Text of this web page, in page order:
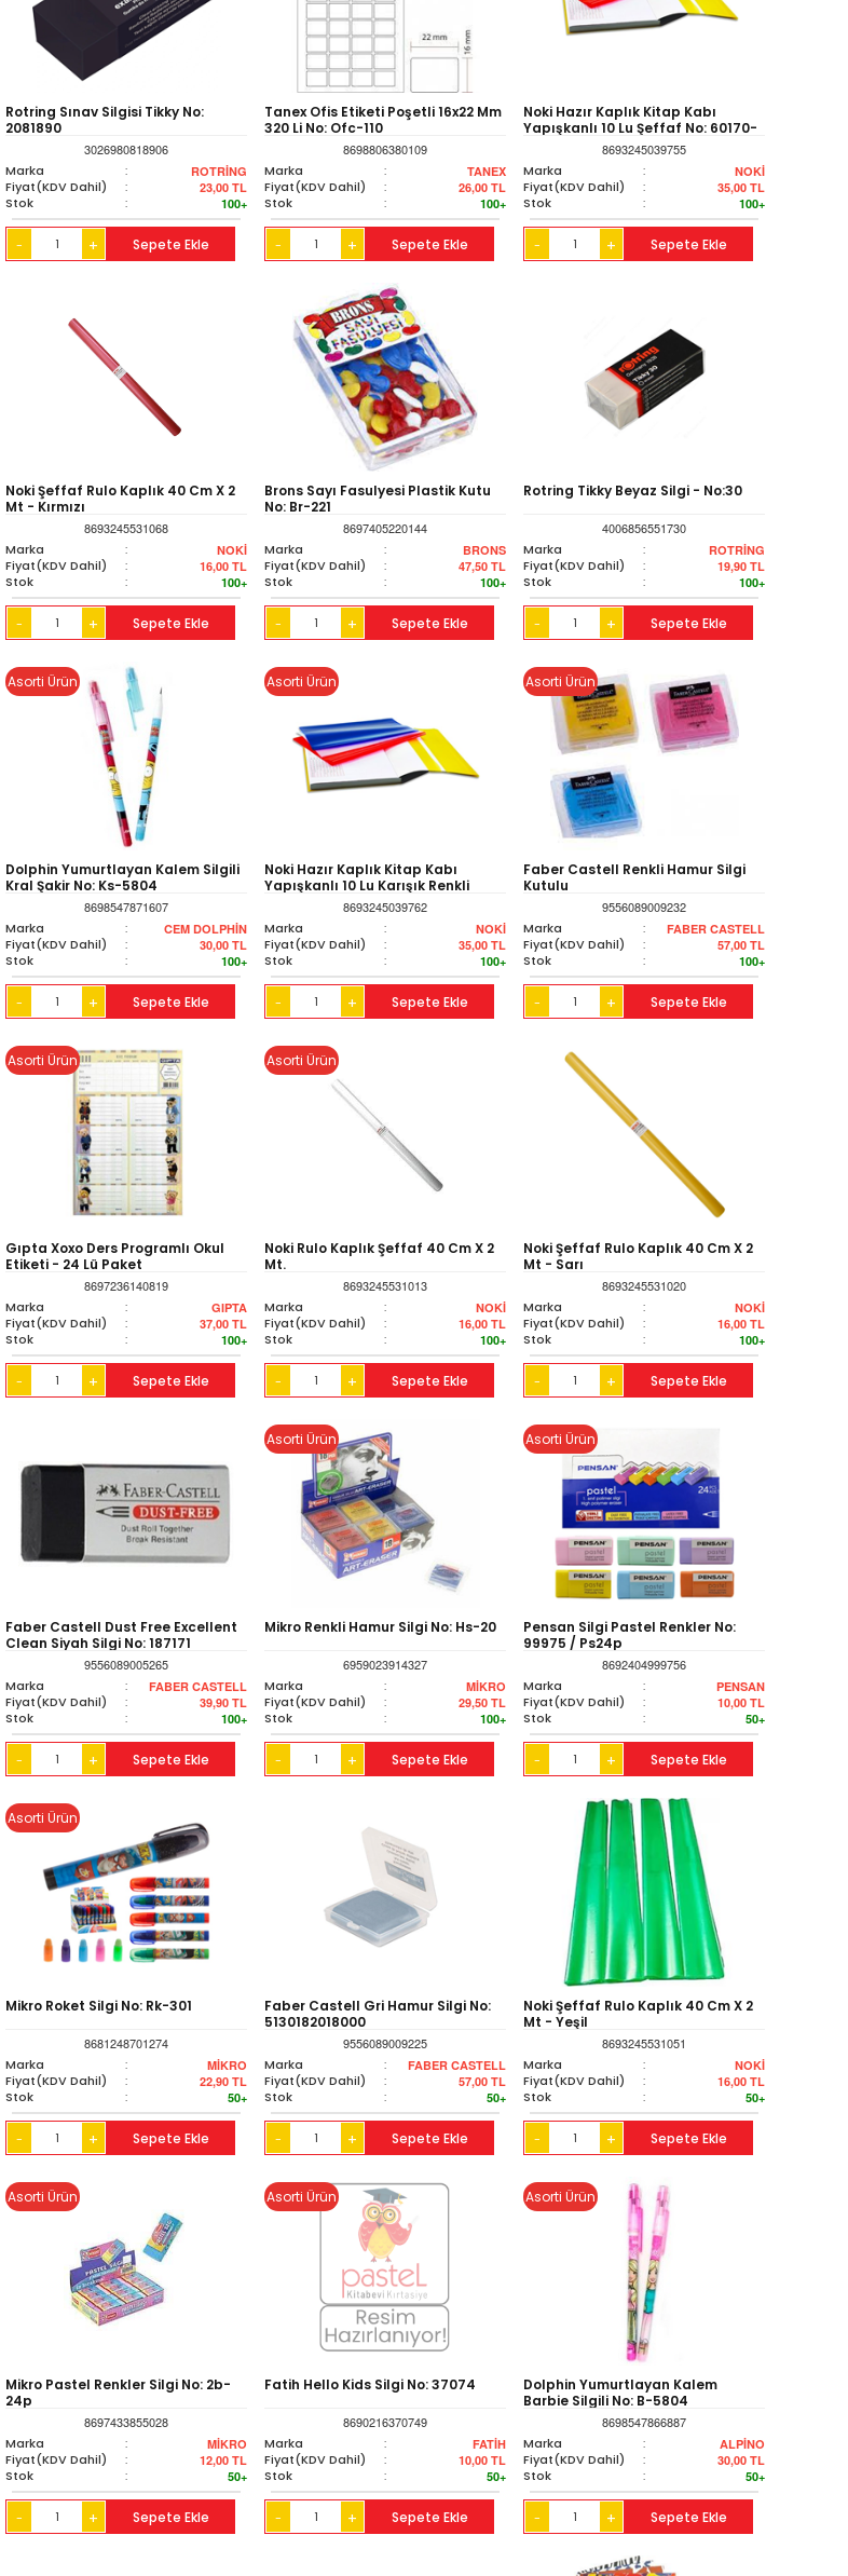
Rotring Sınav Silgisi Tikky No:
2081890
3026980818906
Marka
: ROTRİNG
Fiyat(KDV Dahil) : 23,00 TL
Stok : 100+
- + Sepete Ekle
Tanex Ofis Etiketi Poşetli 16x22 Mm
320 Li No: Ofc-110
8698806380109
Marka
: TANEX
Fiyat(KDV Dahil) : 26,00 TL
Stok : 100+
- + Sepete Ekle
Noki Hazır Kaplık Kitap Kabı
Yapışkanlı 10 Lu Şeffaf No: 60170-
8693245039755
Marka
: NOKİ
Fiyat(KDV Dahil) : 35,00 TL
Stok : 100+
- + Sepete Ekle
Noki Şeffaf Rulo Kaplık 40 Cm X 2
Mt - Kırmızı
8693245531068
Marka
: NOKİ
Fiyat(KDV Dahil) : 16,00 TL
Stok : 100+
- + Sepete Ekle
Brons Sayı Fasulyesi Plastik Kutu
No: Br-221
8697405220144
Marka
: BRONS
Fiyat(KDV Dahil) : 47,50 TL
Stok : 100+
- + Sepete Ekle
Rotring Tikky Beyaz Silgi - No:30
4006856551730
Marka
: ROTRİNG
Fiyat(KDV Dahil) : 19,90 TL
Stok : 100+
- + Sepete Ekle
Asorti Ürün
Dolphin Yumurtlayan Kalem Silgili
Kral Şakir No: Ks-5804
8698547871607
Marka
: CEM DOLPHİN
Fiyat(KDV Dahil) : 30,00 TL
Stok : 100+
- + Sepete Ekle
Asorti Ürün
Noki Hazır Kaplık Kitap Kabı
Yapışkanlı 10 Lu Karışık Renkli
Şeffaf No: 60160-ast-10
8693245039762
Marka
: NOKİ
Fiyat(KDV Dahil) : 35,00 TL
Stok : 100+
- + Sepete Ekle
Asorti Ürün
Faber Castell Renkli Hamur Silgi
Kutulu
9556089009232
Marka
: FABER CASTELL
Fiyat(KDV Dahil) : 57,00 TL
Stok : 100+
- + Sepete Ekle
Asorti Ürün
Gıpta Xoxo Ders Programlı Okul
Etiketi - 24 Lü Paket
8697236140819
Marka
: GIPTA
Fiyat(KDV Dahil) : 37,00 TL
Stok : 100+
- + Sepete Ekle
Asorti Ürün
Noki Rulo Kaplık Şeffaf 40 Cm X 2
Mt.
8693245531013
Marka
: NOKİ
Fiyat(KDV Dahil) : 16,00 TL
Stok : 100+
- + Sepete Ekle
Noki Şeffaf Rulo Kaplık 40 Cm X 2
Mt - Sarı
8693245531020
Marka
: NOKİ
Fiyat(KDV Dahil) : 16,00 TL
Stok : 100+
- + Sepete Ekle
Faber Castell Dust Free Excellent
Clean Siyah Silgi No: 187171
9556089005265
Marka
: FABER CASTELL
Fiyat(KDV Dahil) : 39,90 TL
Stok : 100+
- + Sepete Ekle
Asorti Ürün
Mikro Renkli Hamur Silgi No: Hs-20
6959023914327
Marka
: MİKRO
Fiyat(KDV Dahil) : 29,50 TL
Stok : 100+
- + Sepete Ekle
Asorti Ürün
Pensan Silgi Pastel Renkler No:
99975 / Ps24p
8692404999756
Marka
: PENSAN
Fiyat(KDV Dahil) : 10,00 TL
Stok : 50+
- + Sepete Ekle
Asorti Ürün
Mikro Roket Silgi No: Rk-301
8681248701274
Marka
: MİKRO
Fiyat(KDV Dahil) : 22,90 TL
Stok : 50+
- + Sepete Ekle
Faber Castell Gri Hamur Silgi No:
5130182018000
9556089009225
Marka
: FABER CASTELL
Fiyat(KDV Dahil) : 57,00 TL
Stok : 50+
- + Sepete Ekle
Noki Şeffaf Rulo Kaplık 40 Cm X 2
Mt - Yeşil
8693245531051
Marka
: NOKİ
Fiyat(KDV Dahil) : 16,00 TL
Stok : 50+
- + Sepete Ekle
Asorti Ürün
Mikro Pastel Renkler Silgi No: 2b-
24p
8697433855028
Marka
: MİKRO
Fiyat(KDV Dahil) : 12,00 TL
Stok : 50+
- + Sepete Ekle
Asorti Ürün
Fatih Hello Kids Silgi No: 37074
8690216370749
Marka
: FATİH
Fiyat(KDV Dahil) : 10,00 TL
Stok : 50+
- + Sepete Ekle
Asorti Ürün
Dolphin Yumurtlayan Kalem
Barbie Silgili No: B-5804
8698547866887
Marka
: ALPİNO
Fiyat(KDV Dahil) : 30,00 TL
Stok : 50+
- + Sepete Ekle